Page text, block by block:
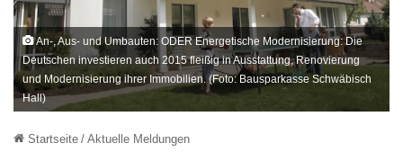
An-, Aus- und Umbauten: ODER Energetische Modernisierung: Die
Deutschen investieren auch 2015 fleißig in Ausstattung, Renovierung
und Modernisierung ihrer Immobilien. (Foto: Bausparkasse Schwäbisch
Hall)
Startseite / Aktuelle Meldungen